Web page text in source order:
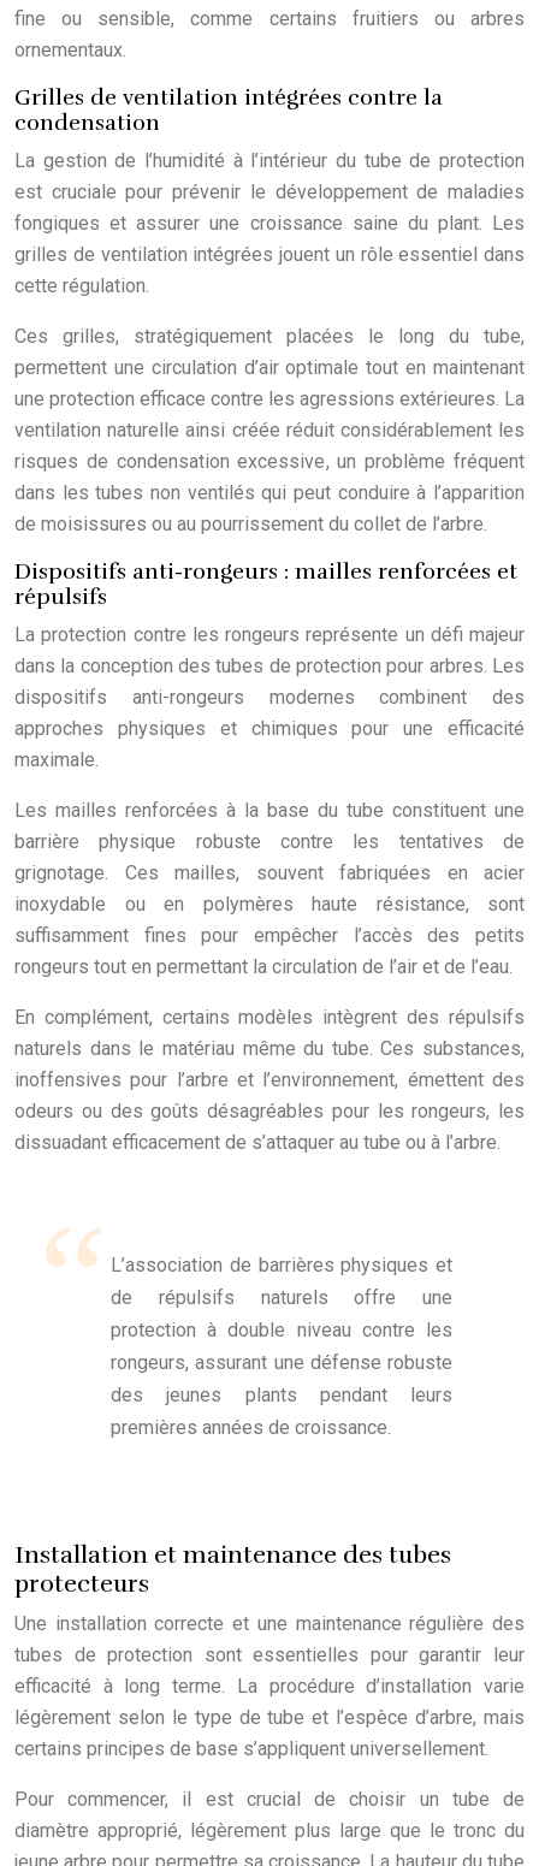
fine ou sensible, comme certains fruitiers ou arbres
ornementaux.
Grilles de ventilation intégrées contre la
condensation
La gestion de l’humidité à l’intérieur du tube de protection
est cruciale pour prévenir le développement de maladies
fongiques et assurer une croissance saine du plant. Les
grilles de ventilation intégrées jouent un rôle essentiel dans
cette régulation.
Ces grilles, stratégiquement placées le long du tube,
permettent une circulation d’air optimale tout en maintenant
une protection efficace contre les agressions extérieures. La
ventilation naturelle ainsi créée réduit considérablement les
risques de condensation excessive, un problème fréquent
dans les tubes non ventilés qui peut conduire à l’apparition
de moisissures ou au pourrissement du collet de l’arbre.
Dispositifs anti-rongeurs : mailles renforcées et
répulsifs
La protection contre les rongeurs représente un défi majeur
dans la conception des tubes de protection pour arbres. Les
dispositifs anti-rongeurs modernes combinent des
approches physiques et chimiques pour une efficacité
maximale.
Les mailles renforcées à la base du tube constituent une
barrière physique robuste contre les tentatives de
grignotage. Ces mailles, souvent fabriquées en acier
inoxydable ou en polymères haute résistance, sont
suffisamment fines pour empêcher l’accès des petits
rongeurs tout en permettant la circulation de l’air et de l’eau.
En complément, certains modèles intègrent des répulsifs
naturels dans le matériau même du tube. Ces substances,
inoffensives pour l’arbre et l’environnement, émettent des
odeurs ou des goûts désagréables pour les rongeurs, les
dissuadant efficacement de s’attaquer au tube ou à l’arbre.
L’association de barrières physiques et
de répulsifs naturels offre une
protection à double niveau contre les
rongeurs, assurant une défense robuste
des jeunes plants pendant leurs
premières années de croissance.
Installation et maintenance des tubes
protecteurs
Une installation correcte et une maintenance régulière des
tubes de protection sont essentielles pour garantir leur
efficacité à long terme. La procédure d’installation varie
légèrement selon le type de tube et l’espèce d’arbre, mais
certains principes de base s’appliquent universellement.
Pour commencer, il est crucial de choisir un tube de
diamètre approprié, légèrement plus large que le tronc du